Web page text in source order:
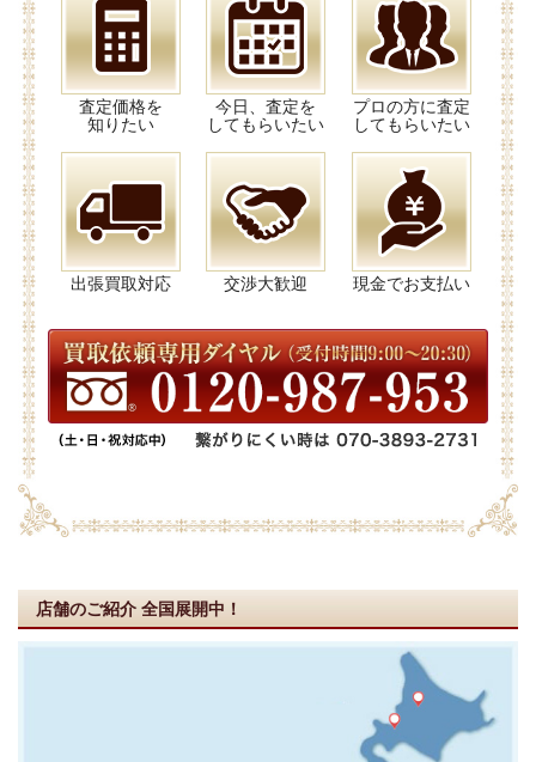
査定価格を
知りたい
今日、査定を
してもらいたい
プロの方に査定
してもらいたい
出張買取対応 交渉大歓迎 現金でお支払い
店舗のご紹介 全国展開中！